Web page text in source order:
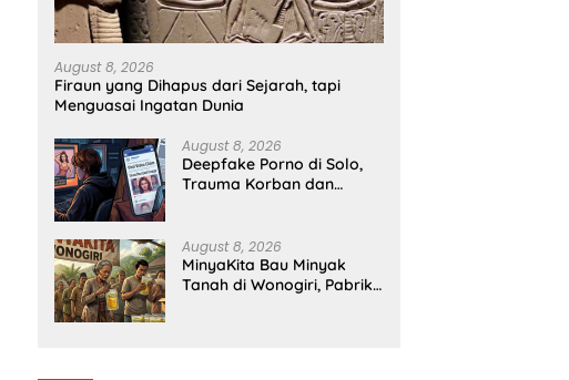
Lolos
Soroti Akses Pendidikan dan
Kesehatan
August 8, 2026
Firaun yang Dihapus dari Sejarah, tapi
Menguasai Ingatan Dunia
August 8, 2026
Deepfake Porno di Solo,
Trauma Korban dan
August 8, 2026
MinyaKita Bau Minyak
Tanah di Wonogiri, Pabrik